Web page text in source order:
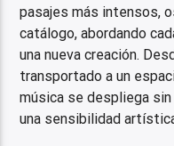
pasajes más intensos,
catálogo, abordando
una nueva creación.
transportado a un
música se despliega
una sensibilidad